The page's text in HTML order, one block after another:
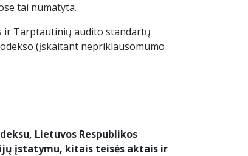
tai numatyta.
ir Tarptautinių audito standartų
(įskaitant nepriklausomumo
Lietuvos Respublikos
įstatymu, kitais teisės aktais ir